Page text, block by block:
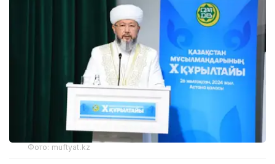
Фото: muftyat.kz